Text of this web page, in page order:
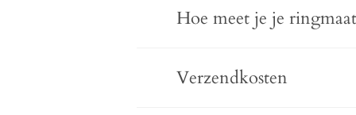
Hoe meet je je
Verzendkosten